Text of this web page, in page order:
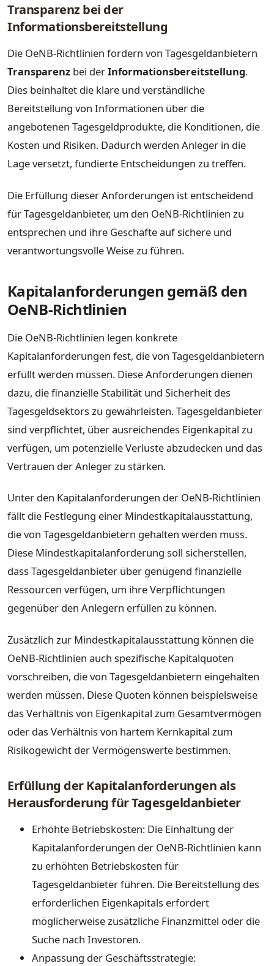
Transparenz bei der
Informationsbereitstellung
Die OeNB-Richtlinien fordern von Tagesgeldanbietern
Transparenz bei derInformationsbereitstellung.
Dies beinhaltet die klare und verständliche
Bereitstellung von Informationen über die
angebotenen Tagesgeldprodukte, die Konditionen, die
Kosten und Risiken. Dadurch werden Anleger in die
Lage versetzt, fundierte Entscheidungen zu treffen.
Die Erfüllung dieser Anforderungen ist entscheidend
für Tagesgeldanbieter, um den OeNB-Richtlinien zu
entsprechen und ihre Geschäfte auf sichere und
verantwortungsvolle Weise zu führen.
Kapitalanforderungen gemäß den
OeNB-Richtlinien
Die OeNB-Richtlinien legen konkrete
Kapitalanforderungen fest, die von Tagesgeldanbietern
erfüllt werden müssen. Diese Anforderungen dienen
dazu, die finanzielle Stabilität und Sicherheit des
Tagesgeldsektors zu gewährleisten. Tagesgeldanbieter
sind verpflichtet, über ausreichendes Eigenkapital zu
verfügen, um potenzielle Verluste abzudecken und das
Vertrauen der Anleger zu stärken.
Unter den Kapitalanforderungen der OeNB-Richtlinien
fällt die Festlegung einer Mindestkapitalausstattung,
die von Tagesgeldanbietern gehalten werden muss.
Diese Mindestkapitalanforderung soll sicherstellen,
dass Tagesgeldanbieter über genügend finanzielle
Ressourcen verfügen, um ihre Verpflichtungen
gegenüber den Anlegern erfüllen zu können.
Zusätzlich zur Mindestkapitalausstattung können die
OeNB-Richtlinien auch spezifische Kapitalquoten
vorschreiben, die von Tagesgeldanbietern eingehalten
werden müssen. Diese Quoten können beispielsweise
das Verhältnis von Eigenkapital zum Gesamtvermögen
oder das Verhältnis von hartem Kernkapital zum
Risikogewicht der Vermögenswerte bestimmen.
Erfüllung der Kapitalanforderungen als
Herausforderung für Tagesgeldanbieter
Erhöhte Betriebskosten: Die Einhaltung der
Kapitalanforderungen der OeNB-Richtlinien kann
zu erhöhten Betriebskosten für
Tagesgeldanbieter führen. Die Bereitstellung des
erforderlichen Eigenkapitals erfordert
möglicherweise zusätzliche Finanzmittel oder die
Suche nach Investoren.
Anpassung der Geschäftsstrategie: